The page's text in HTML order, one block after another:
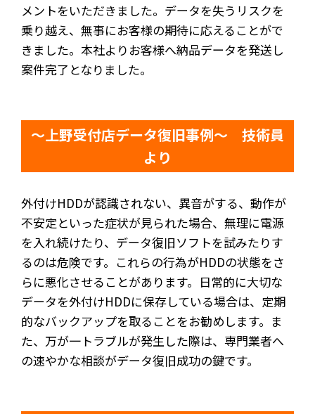
メントをいただきました。データを失うリスクを
乗り越え、無事にお客様の期待に応えることがで
きました。本社よりお客様へ納品データを発送し
案件完了となりました。
～上野受付店データ復旧事例～ 技術員
より
外付けHDDが認識されない、異音がする、動作が
不安定といった症状が見られた場合、無理に電源
を入れ続けたり、データ復旧ソフトを試みたりす
るのは危険です。これらの行為がHDDの状態をさ
らに悪化させることがあります。日常的に大切な
データを外付けHDDに保存している場合は、定期
的なバックアップを取ることをお勧めします。ま
た、万が一トラブルが発生した際は、専門業者へ
の速やかな相談がデータ復旧成功の鍵です。